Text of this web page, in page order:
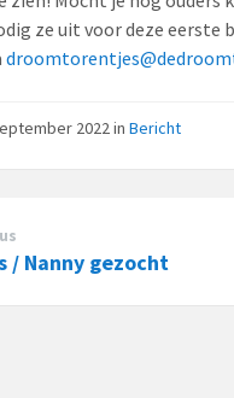
ze uit voor deze
2022inBericht
/ Nanny gezocht